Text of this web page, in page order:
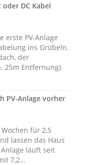
DC Kabel
erste PV-Anlage
ins Grübeln.
der
25m Entfernung).
PV-Anlage vorher
für 2,5
lassen das Haus
läuft seit
7,2…